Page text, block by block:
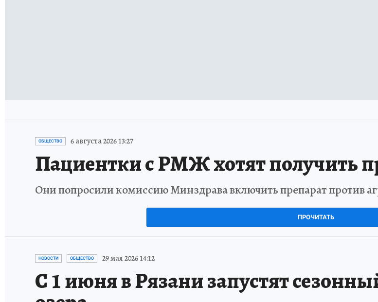
ОБЩЕСТВО 6 августа 2026 13:27
Пациентки с РМЖ хотят получить
Они попросили комиссию Минздрава включить препарат против
ПРОЧИТАТЬ
НОВОСТИ ОБЩЕСТВО 29 мая 2026 14:12
С 1 июня в Рязани запустят